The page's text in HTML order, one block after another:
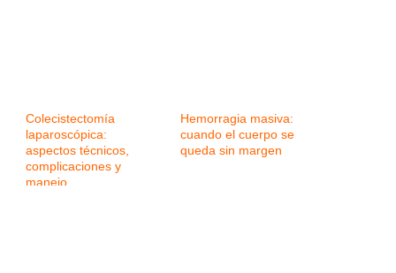
Colecistectomía
laparoscópica:
aspectos técnicos,
complicaciones y
manejo
Hemorragia masiva:
cuando el cuerpo se
queda sin margen